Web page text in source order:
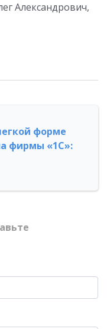
Александрович,
форме
фирмы «1С»: